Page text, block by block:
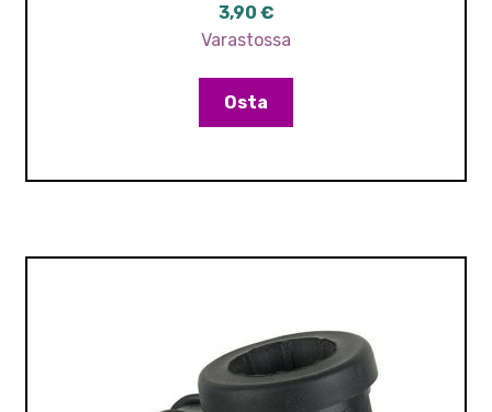
3,90 €
Varastossa
Osta